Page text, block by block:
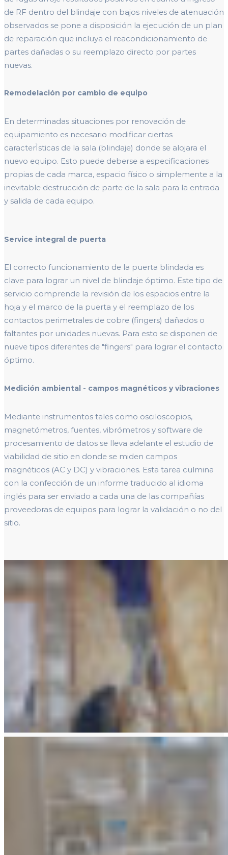
de RF dentro del blindaje con bajos niveles de atenuación
observados se pone a disposición la ejecución de un plan
de reparación que incluya el reacondicionamiento de
partes dañadas o su reemplazo directo por partes
nuevas.
Remodelación por cambio de equipo
En determinadas situaciones por renovación de
equipamiento es necesario modificar ciertas
caracterÌsticas de la sala (blindaje) donde se alojara el
nuevo equipo. Esto puede deberse a especificaciones
propias de cada marca, espacio físico o simplemente a la
inevitable destrucción de parte de la sala para la entrada
y salida de cada equipo.
Service integral de puerta
El correcto funcionamiento de la puerta blindada es
clave para lograr un nivel de blindaje óptimo. Este tipo de
servicio comprende la revisión de los espacios entre la
hoja y el marco de la puerta y el reemplazo de los
contactos perimetrales de cobre (fingers) dañados o
faltantes por unidades nuevas. Para esto se disponen de
nueve tipos diferentes de "fingers" para lograr el contacto
óptimo.
Medición ambiental - campos magnéticos y vibraciones
Mediante instrumentos tales como osciloscopios,
magnetómetros, fuentes, vibrómetros y software de
procesamiento de datos se lleva adelante el estudio de
viabilidad de sitio en donde se miden campos
magnéticos (AC y DC) y vibraciones. Esta tarea culmina
con la confección de un informe traducido al idioma
inglés para ser enviado a cada una de las compañías
proveedoras de equipos para lograr la validación o no del
sitio.